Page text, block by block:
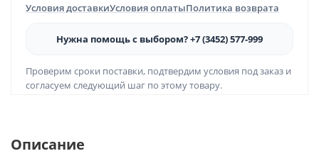
Условия доставкиУсловия оплатыПолитика возврата
Нужна помощь с выбором? +7 (3452) 577-999
Проверим сроки поставки, подтвердим условия под заказ и
согласуем следующий шаг по этому товару.
Описание